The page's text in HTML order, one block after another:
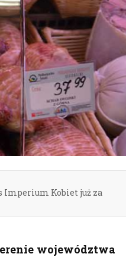
Imperium Kobiet już za
województwa